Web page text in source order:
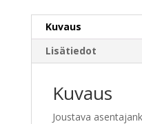
Kuvaus
Lisätiedot
Kuvaus
Joustava